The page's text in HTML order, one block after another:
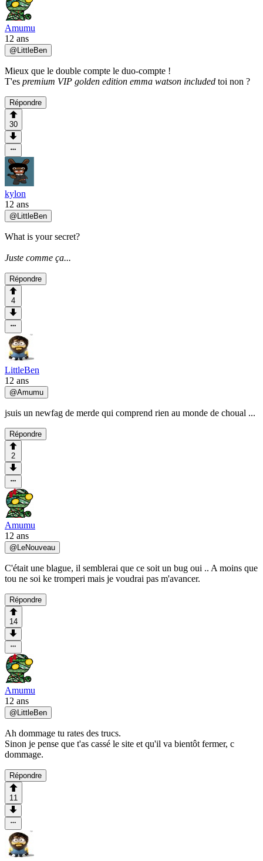
Amumu
12 ans
@LittleBen
Mieux que le double compte le duo-compte !
T'es premium VIP golden edition emma watson included toi non ?
Répondre
30
kylon
12 ans
@LittleBen
What is your secret?
Juste comme ça...
Répondre
4
LittleBen
12 ans
@Amumu
jsuis un newfag de merde qui comprend rien au monde de choual ...
Répondre
2
Amumu
12 ans
@LeNouveau
C'était une blague, il semblerai que ce soit un bug oui .. A moins que
tou ne soi ke tromperi mais je voudrai pas m'avancer.
Répondre
14
Amumu
12 ans
@ LittleBen
Ah dommage tu rates des trucs.
Sinon je pense que t'as cassé le site et qu'il va bientôt fermer, c
dommage.
Répondre
11